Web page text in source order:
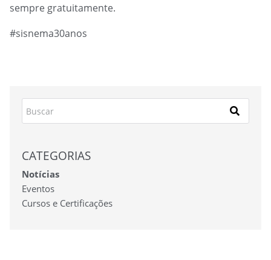
sempre gratuitamente.
#sisnema30anos
CATEGORIAS
Notícias
Eventos
Cursos e Certificações